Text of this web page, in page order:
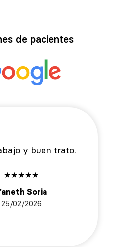
de pacientes
y buen trato.
★★★★★
Soria
25/02/2026